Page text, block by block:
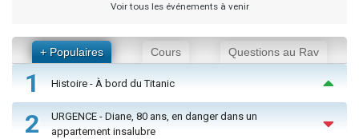
Voir tous les événements à venir
+ Populaires Cours Questions au Rav
1 Histoire - À bord du Titanic
2
URGENCE - Diane, 80 ans, en danger dans un
appartement insalubre